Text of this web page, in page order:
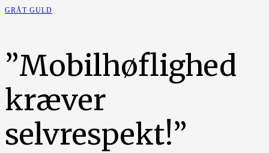
GRÅT GULD
”Mobilhøflighed
kræver
selvrespekt!”